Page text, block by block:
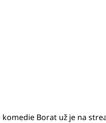
Borat už je na